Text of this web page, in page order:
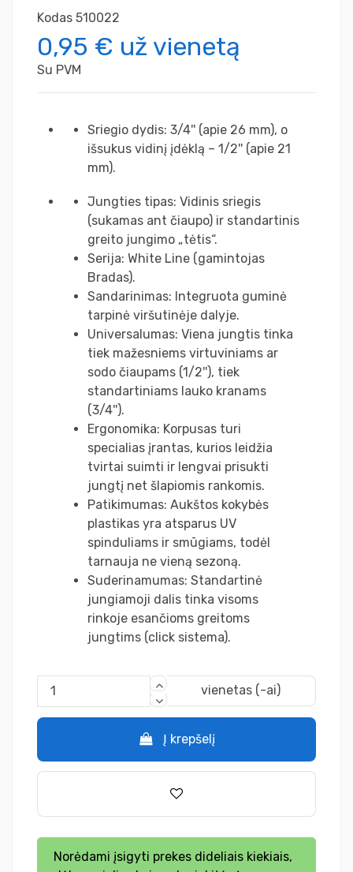
Kodas 510022
0,95 € už vienetą
Su PVM
Sriegio dydis: 3/4'' (apie 26 mm), o
išsukus vidinį įdėklą – 1/2'' (apie 21
mm).
Jungties tipas: Vidinis sriegis
(sukamas ant čiaupo) ir standartinis
greito jungimo „tėtis“.
Serija: White Line (gamintojas
Bradas).
Sandarinimas: Integruota guminė
tarpinė viršutinėje dalyje.
Universalumas: Viena jungtis tinka
tiek mažesniems virtuviniams ar
sodo čiaupams (1/2''), tiek
standartiniams lauko kranams
(3/4'').
Ergonomika: Korpusas turi
specialias įrantas, kurios leidžia
tvirtai suimti ir lengvai prisukti
jungtį net šlapiomis rankomis.
Patikimumas: Aukštos kokybės
plastikas yra atsparus UV
spinduliams ir smūgiams, todėl
tarnauja ne vieną sezoną.
Suderinamumas: Standartinė
jungiamoji dalis tinka visoms
rinkoje esančioms greitoms
jungtims (click sistema).
vienetas (-ai)
Į krepšelį
Norėdami įsigyti prekes dideliais kiekiais,